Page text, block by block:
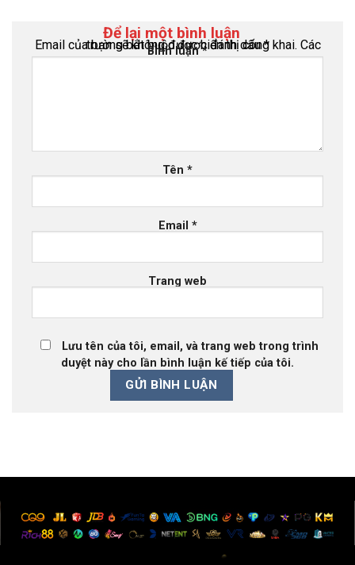
Để lại một bình luận
Email của bạn sẽ không được hiển thị công khai.
Các trường bắt buộc được đánh dấu*
Bình luận*
Tên *
Email *
Trang web
Lưu tên của tôi, email, và trang web trong trình
duyệt này cho lần bình luận kế tiếp của tôi.